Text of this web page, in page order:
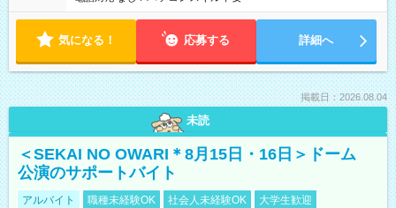
気になる！ 応募する 詳細へ
掲載日：2026.08.04
未読
＜SEKAI NO OWARI＊8月15日・16日＞ドーム
公演のサポートバイト
アルバイト 職種未経験OK 社会人未経験OK
大学生歓迎